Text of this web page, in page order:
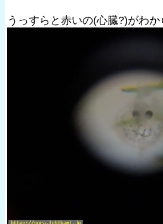
うっすらと赤いの(心臓?)がわか